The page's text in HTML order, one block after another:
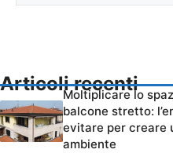
Articoli recenti
Moltiplicare lo
balcone stretto:
evitare per creare
ambiente